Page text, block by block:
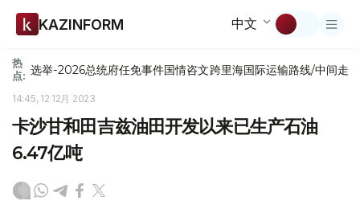
KAZINFORM 中文
热
点: 选举-2026总统府任免事件国情咨文跨里海国际运输路线/中间走廊
14:45, 12 12月 2023
卡沙甘和田吉兹油田开发以来已生产石油
6.47亿吨